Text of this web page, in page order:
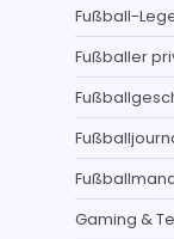
Fußball-
Fußballer
Gaming &